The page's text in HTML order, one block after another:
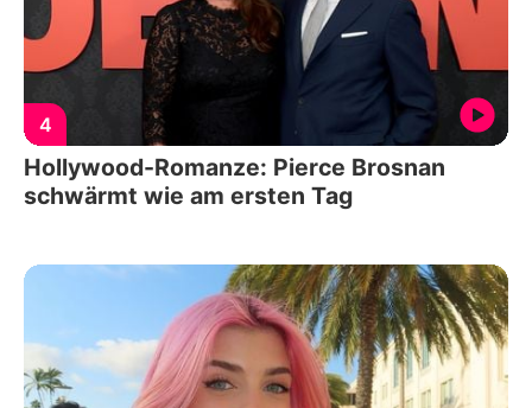
4
Hollywood-Romanze: Pierce Brosnan
schwärmt wie am ersten Tag